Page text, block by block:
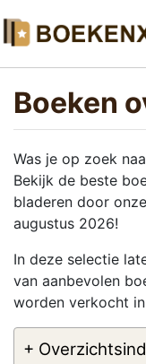
Boeken
Was je op zoek
Bekijk de beste
bladeren door
augustus 2026!
In deze selectie
van aanbevolen
worden verkocht
+